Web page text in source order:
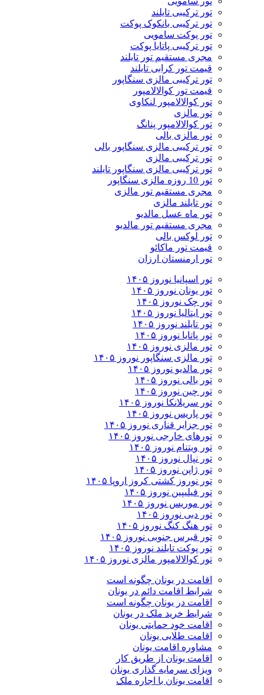
تور ترکیبی تایلند
تور ترکیبی بانکوک پوکت
تور پوکت سامویی
تور ترکیبی پاتایا پوکت
مجری مستقیم تور تایلند
قیمت تور کرابی تایلند
تور ترکیبی مالزی سنگاپور
قیمت تور کوالالامپور
تور کوالالامپور لنکاوی
تور مالزی
تور کوالالامپور پنانگ
تور مالزی بالی
تور ترکیبی مالزی سنگاپور بالی
تور ترکیبی مالزی
تور ترکیبی مالزی سنگاپور تایلند
تور 10 روزه مالزی سنگاپور
مجری مستقیم تور مالزی
تور تایلند مالزی
تور ماه عسل مالدیو
مجری مستقیم تور مالدیو
تور لوکس بالی
قیمت تور ماکائو
تور ارمنستان ارزان
تور اسپانیا نوروز ۱۴۰۵
تور یونان نوروز ۱۴۰۵
تور چک نوروز ۱۴۰۵
تور ایتالیا نوروز ۱۴۰۵
تور تایلند نوروز ۱۴۰۵
تور پاتایا نوروز ۱۴۰۵
تور مالزی نوروز ۱۴۰۵
تور مالزی سنگاپور نوروز ۱۴۰۵
تور مالدیو نوروز ۱۴۰۵
تور بالی نوروز ۱۴۰۵
تور چين نوروز ۱۴۰۵
تور سریلانکا نوروز ۱۴۰۵
تور پاریس نوروز ۱۴۰۵
تور جزایر قناری نوروز ۱۴۰۵
تورهای خارجی نوروز ۱۴۰۵
تور ویتنام نوروز ۱۴۰۵
تور نپال نوروز ۱۴۰۵
تور ژاپن نوروز ۱۴۰۵
تور نوروز کشتی کروز اروپا ۱۴۰۵
تور فیلیپین نوروز ۱۴۰۵
تور موریس نوروز ۱۴۰۵
تور دبی نوروز ۱۴۰۵
تور هنگ کنگ نوروز ۱۴۰۵
تور قبرس جنوبی نوروز ۱۴۰۵
تور پوکت تایلند نوروز ۱۴۰۵
تور کوالالامپور مالزی نوروز ۱۴۰۵
اقامت در یونان چگونه است
شرایط اقامت دائم در یونان
اقامت در یونان چگونه است
شرایط خرید ملک در یونان
اقامت خود حمایتی یونان
اقامت طلایی یونان
مشاوره اقامت یونان
اقامت یونان از طریق کار
ویزای سرمایه گذاری یونان
اقامت یونان با اجاره ملک